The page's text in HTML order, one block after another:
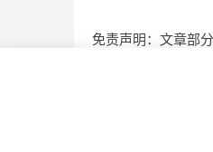
免责声明：文章部